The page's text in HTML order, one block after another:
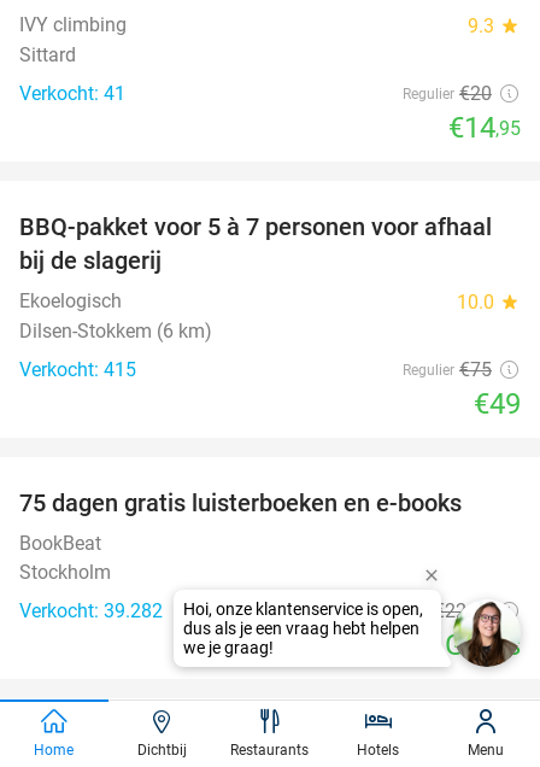
IVY climbing 9.3 star
Sittard
Verkocht: 41
Regulier €20
€14,95
35%
BBQ-pakket voor 5 à 7 personen voor afhaal
bij de slagerij
Ekoelogisch 10.0 star
Dilsen-Stokkem (6 km)
Verkocht: 415
Regulier €75
€49
75 dagen gratis luisterboeken en e-books
BookBeat
Stockholm
Verkocht: 39.282
Regulier €22 ,47
Gratis
34%
Bioscoopticket + popcorn of chips + frisdrank
Home Dichtbij Restaurants Hotels Menu